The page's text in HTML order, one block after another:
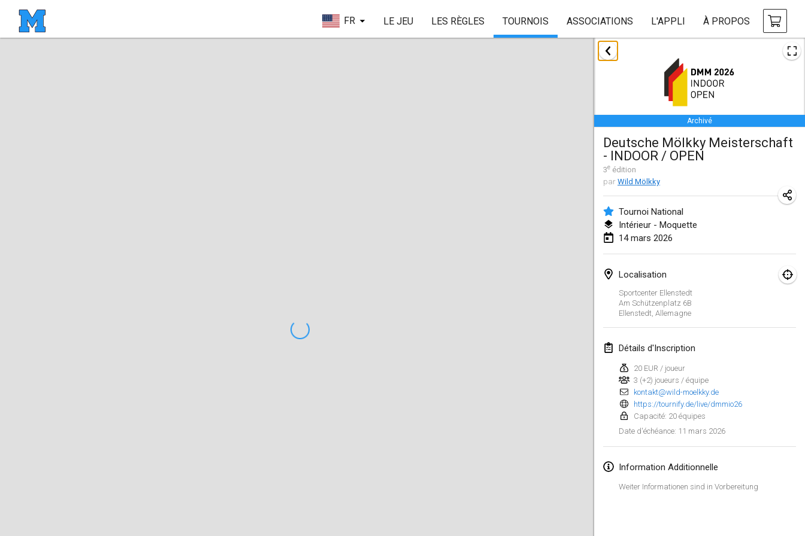
FR LE JEU LES RÈGLES TOURNOIS ASSOCIATIONS L'APPLI À PROPOS
Archivé
Deutsche Mölkky Meisterschaft
- INDOOR / OPEN
3e édition
par Wild Mölkky
Tournoi National
Intérieur - Moquette
14 mars 2026
Localisation
Sportcenter Ellenstedt
Am Schützenplatz 6B
Ellenstedt, Allemagne
Détails d'Inscription
20 EUR / joueur
3 (+2) joueurs / équipe
kontakt@wild-moelkky.de
https://tournify.de/live/dmmio26
Capacité: 20 équipes
Date d'échéance: 11 mars 2026
Information Additionnelle
Weiter Informationen sind in Vorbereitung
janvier 2026
Tournoi de la bonne année
10 janv. 2026 France
Open de Boulay Triplette
17 janv. 2026| France
ANNULÉ
Concours de Honnelles
18 janv. 2026
31 janv. 2026|France
1 févr. 2026| Australie
Indoor Polish Open 2026 - Doubles
7 févr. 2026 Pologne
Lazala Indoor Cup ZMGZEG
7 févr. 2026 | Hongrie
8 févr. 2026 |Pologne
14 févr. 2026|Italie